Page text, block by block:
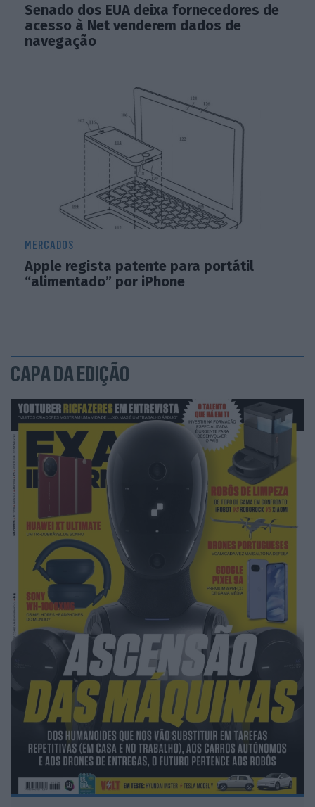
Senado dos EUA deixa fornecedores de
acesso à Net venderem dados de
navegação
MERCADOS
Apple regista patente para portátil
“alimentado” por iPhone
CAPA DA EDIÇÃO